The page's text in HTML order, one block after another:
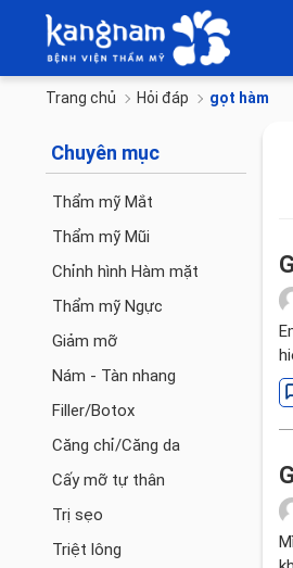
Trang chủ Hỏi đáp gọt hàm
Chuyên mục
Thẩm mỹ Mắt
Thẩm mỹ Mũi
Chỉnh hình Hàm mặt
Thẩm mỹ Ngực
Giảm mỡ
Nám - Tàn nhang
Filler/Botox
Căng chỉ/Căng da
Cấy mỡ tự thân
Trị sẹo
Triệt lông